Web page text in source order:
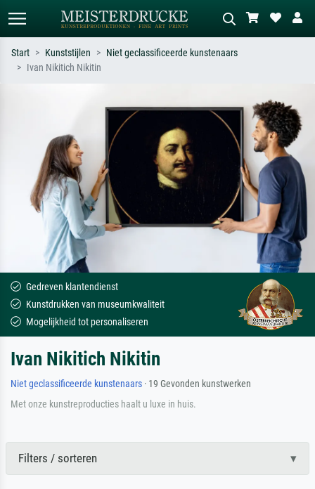
Monet, Sterrennacht, impressionisme,
Hokusai-golf, naakt.
Beschrijf de scène – bijv. groene
weide, abstract met veel rood, donker
olieverfschilderij, staand naakt naast
een boom.
Start Kunststijlen
Niet geclassificeerde kunstenaars
Ivan Nikitich Nikitin
Gedreven klantendienst
Kunstdrukken van museumkwaliteit
Mogelijkheid tot personaliseren
Ivan Nikitich Nikitin
Niet geclassificeerde kunstenaars · 19 Gevonden kunstwerken
Met onze kunstreproducties haalt u luxe in huis.
Filters / sorteren